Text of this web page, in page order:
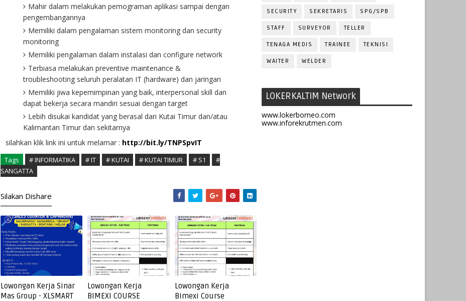
Mahir dalam melakukan pemograman aplikasi sampai dengan
pengembangannya
Memiliki dalam pengalaman sistem monitoring dan security
monitoring
Memiliki pengalaman dalam instalasi dan configure network
Terbiasa melakukan preventive maintenance &
troubleshooting seluruh peralatan IT (hardware) dan jaringan
Memiliki jiwa kepemimpinan yang baik, interpersonal skill dan
dapat bekerja secara mandiri sesuai dengan target
Lebih disukai kandidat yang berasal dari Kutai Timur dan/atau
Kalimantan Timur dan sekitarnya
silahkan klik link ini untuk melamar : http://bit.ly/TNPSpvIT
Tags # INFORMATIKA # IT # KUTAI # KUTAI TIMUR # S1
#
SANGATTA
Silakan Dishare
Lowongan Kerja Sinar
Mas Group - XLSMART
Lowongan Kerja
BIMEXI COURSE
Lowongan Kerja
Bimexi Course
SECURITY SEKRETARIS SPG/SPB
STAFF SURVEYOR TELLER
TENAGA MEDIS TRAINEE TEKNISI
WAITER WELDER
LOKERKALTIM Network
www.lokerborneo.com
www.inforekrutmen.com